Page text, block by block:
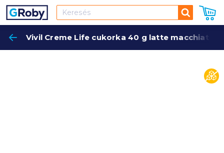
Keresés
Vivil Creme Life cukorka 40 g latte macchiato